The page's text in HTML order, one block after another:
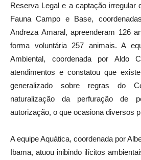
Reserva Legal e a captação irregular
Fauna Campo e Base,
Andreza Amaral, apreenderam 126
forma voluntária 257 animais. A
Ambiental, coordenada por Aldo
atendimentos e constatou que
generalizado sobre regras do
naturalização da perfuração de
autorização, o que ocasiona diversos
A equipe Aquática, coordenada por
Ibama, atuou inibindo ilícitos